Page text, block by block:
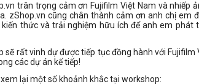
trân trọng cảm ơn Fujifilm Việt Nam và nhiếp
zShop.vn cũng chân thành cảm ơn anh chị
kiến thức và trải nghiệm hữu ích để anh em phát
sẽ rất vinh dự được tiếp tục đồng hành với
các dự án kế tiếp!
lại một số khoảnh khắc tại workshop: